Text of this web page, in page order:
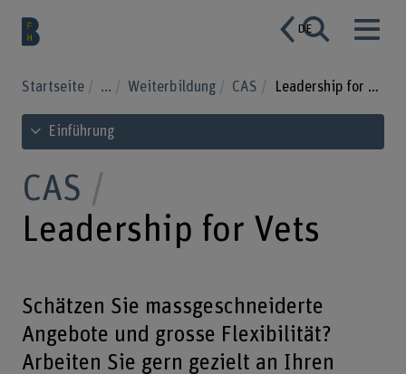
DE
Startseite ... Weiterbildung CAS Leadership for Vets
Inhaltsverzeichnis ansehen
Einführung
CAS
Leadership for Vets
Schätzen Sie massgeschneiderte
Angebote und grosse Flexibilität?
Arbeiten Sie gern gezielt an Ihren